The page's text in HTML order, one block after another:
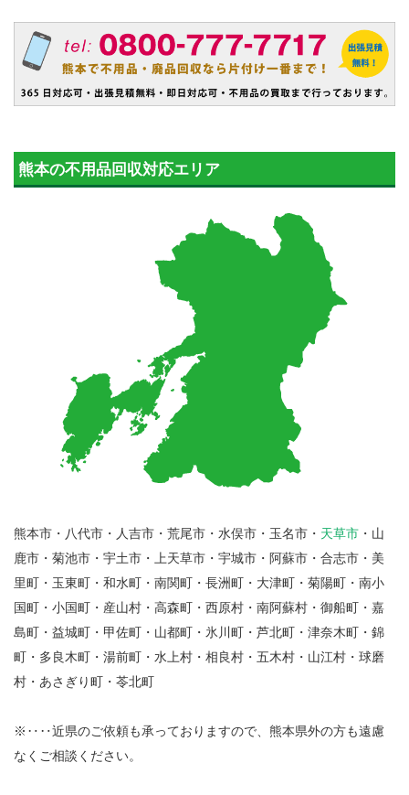
熊本の不用品回収対応エリア
熊本市・八代市・人吉市・荒尾市・水俣市・玉名市・ 天草市 ・山
鹿市・菊池市・宇土市・上天草市・宇城市・阿蘇市・合志市・美
里町・玉東町・和水町・南関町・長洲町・大津町・菊陽町・南小
国町・小国町・産山村・高森町・西原村・南阿蘇村・御船町・嘉
島町・益城町・甲佐町・山都町・氷川町・芦北町・津奈木町・錦
町・多良木町・湯前町・水上村・相良村・五木村・山江村・球磨
村・あさぎり町・苓北町
※‥‥近県のご依頼も承っておりますので、熊本県外の方も遠慮
なくご相談ください。